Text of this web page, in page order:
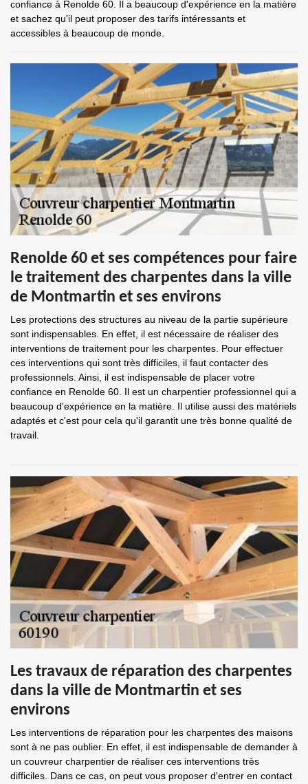
confiance à Renolde 60. Il a beaucoup d'expérience en la matière
et sachez qu'il peut proposer des tarifs intéressants et
accessibles à beaucoup de monde.
Renolde 60 et ses compétences pour faire
le traitement des charpentes dans la ville
de Montmartin et ses environs
Les protections des structures au niveau de la partie supérieure
sont indispensables. En effet, il est nécessaire de réaliser des
interventions de traitement pour les charpentes. Pour effectuer
ces interventions qui sont très difficiles, il faut contacter des
professionnels. Ainsi, il est indispensable de placer votre
confiance en Renolde 60. Il est un charpentier professionnel qui a
beaucoup d'expérience en la matière. Il utilise aussi des matériels
adaptés et c'est pour cela qu'il garantit une très bonne qualité de
travail.
Les travaux de réparation des charpentes
dans la ville de Montmartin et ses
environs
Les interventions de réparation pour les charpentes des maisons
sont à ne pas oublier. En effet, il est indispensable de demander à
un couvreur charpentier de réaliser ces interventions très
difficiles. Dans ce cas, on peut vous proposer d'entrer en contact